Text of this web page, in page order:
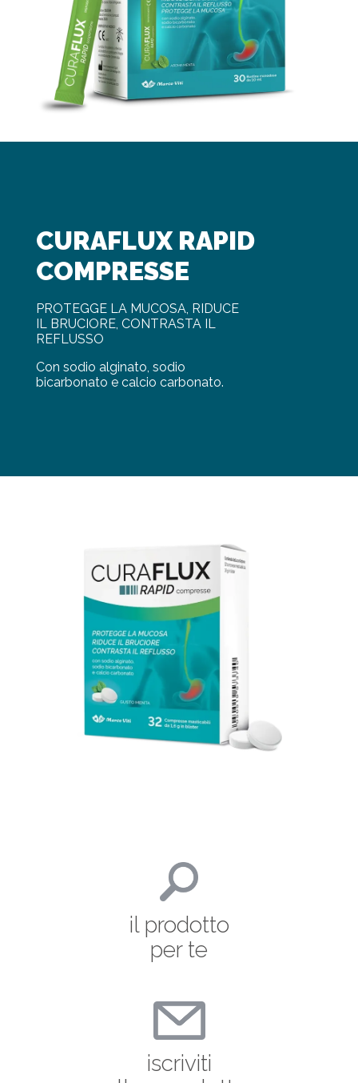
CURAFLUX RAPID
COMPRESSE
PROTEGGE LA MUCOSA, RIDUCE
IL BRUCIORE, CONTRASTA IL
REFLUSSO
Con sodio alginato, sodio
bicarbonato e calcio carbonato.
il prodotto
per te
iscriviti